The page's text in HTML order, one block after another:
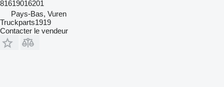
81619016201
Pays-Bas, Vuren
Truckparts1919
Contacter le vendeur